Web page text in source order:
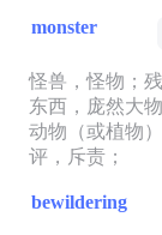
monster
怪兽，怪物；
东西，庞然大
动物（或植物
评，斥责；
bewildering